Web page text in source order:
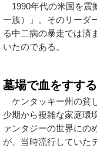
1990年代の米国を震
一族）」。そのリーダ
る中二病の暴走では済
いたのである。
墓場で血をすす
ケンタッキー州の貧
少期から複雑な家庭環
ァンタジーの世界にの
が、当時流行していた